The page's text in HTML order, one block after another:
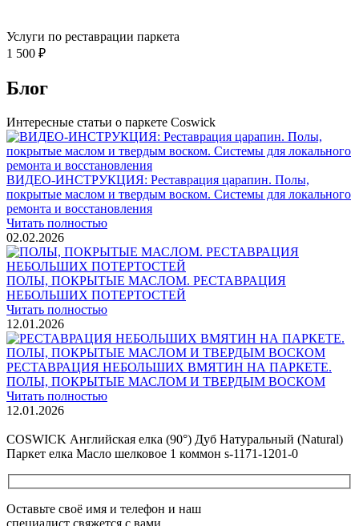
Услуги по реставрации паркета
1 500 ₽
Блог
Интересные статьи о паркете Coswick
ВИДЕО-ИНСТРУКЦИЯ: Реставрация царапин. Полы,
покрытые маслом и твердым воском. Системы для локального
ремонта и восстановления
Читать полностью
02.02.2026
ПОЛЫ, ПОКРЫТЫЕ МАСЛОМ. РЕСТАВРАЦИЯ
НЕБОЛЬШИХ ПОТЕРТОСТЕЙ
Читать полностью
12.01.2026
РЕСТАВРАЦИЯ НЕБОЛЬШИХ ВМЯТИН НА ПАРКЕТЕ.
ПОЛЫ, ПОКРЫТЫЕ МАСЛОМ И ТВЕРДЫМ ВОСКОМ
Читать полностью
12.01.2026
COSWICK Английская елка (90°) Дуб Натуральный (Natural)
Паркет елка Масло шелковое 1 коммон s-1171-1201-0
Оставьте своё имя и телефон и наш